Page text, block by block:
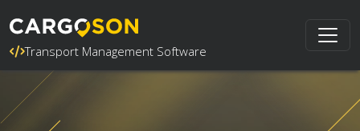
Transport Management Software